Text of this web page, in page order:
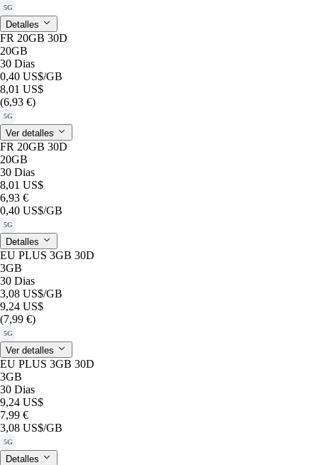
5G
Detalles
FR 20GB 30D
20GB
30 Dias
0,40 US$/GB
8,01 US$
(6,93 €)
5G
Ver detalles
FR 20GB 30D
20GB
30 Dias
8,01 US$
6,93 €
0,40 US$/GB
5G
Detalles
EU PLUS 3GB 30D
3GB
30 Dias
3,08 US$/GB
9,24 US$
(7,99 €)
5G
Ver detalles
EU PLUS 3GB 30D
3GB
30 Dias
9,24 US$
7,99 €
3,08 US$/GB
5G
Detalles